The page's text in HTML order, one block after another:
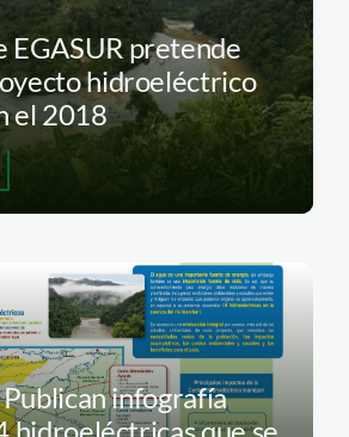
EGASUR pretende
hidroeléctrico
el 2018
infografía